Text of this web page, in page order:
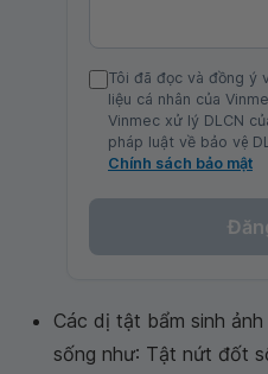
Tôi đã đọc và đồng ý
liệu cá nhân của
Vinmec xử lý DLCN
pháp luật về bảo vệ
Chính sách bảo mật
Các dị tật bẩm sinh
sống như: Tật nứt đốt